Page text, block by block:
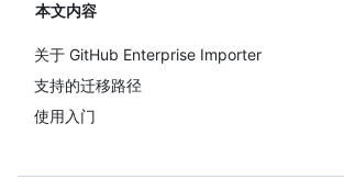
本文内容
关于 GitHub Enterprise Importer
支持的迁移路径
使用入门